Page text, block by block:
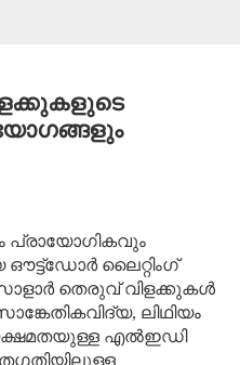
പ്രായോഗികവും
ലൈറ്റിംഗ്
തെരുവ് വിളക്കുകൾ
ലിഥിയം
എൽഇഡി